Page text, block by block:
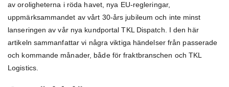
av oroligheterna i röda havet, nya EU-regleringar,
uppmärksammandet av vårt 30-års jubileum och inte minst
lanseringen av vår nya kundportal TKL Dispatch. I den här
artikeln sammanfattar vi några viktiga händelser från passerade
och kommande månader, både för fraktbranschen och TKL
Logistics.